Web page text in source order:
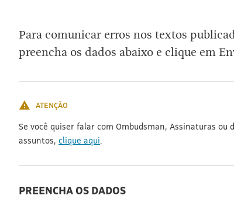
Para comunicar erros nos textos
preencha os dados abaixo e clique em
ATENÇÃO
Se você quiser falar com Ombudsman, Assinaturas
assuntos, clique aqui.
PREENCHA OS DADOS